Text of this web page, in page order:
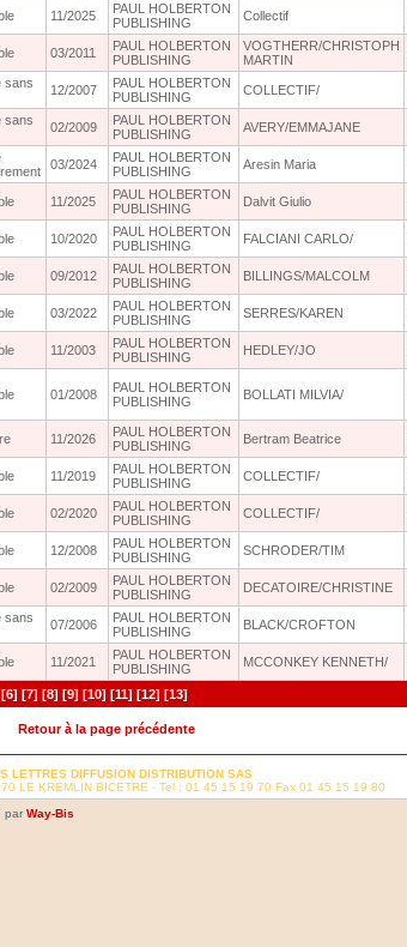
11/2025
PAUL HOLBERTON
PUBLISHING
Collectif
03/2011
PAUL HOLBERTON
PUBLISHING
VOGTHERR/CHRISTOPH
MARTIN
sans
12/2007
PAUL HOLBERTON
PUBLISHING
COLLECTIF/
sans
02/2009
PAUL HOLBERTON
PUBLISHING
AVERY/EMMAJANE
03/2024
PAUL HOLBERTON
PUBLISHING
Aresin Maria
11/2025
PAUL HOLBERTON
PUBLISHING
Dalvit Giulio
10/2020
PAUL HOLBERTON
PUBLISHING
FALCIANI CARLO/
09/2012
PAUL HOLBERTON
PUBLISHING
BILLINGS/MALCOLM
03/2022
PAUL HOLBERTON
PUBLISHING
SERRES/KAREN
11/2003
PAUL HOLBERTON
PUBLISHING
HEDLEY/JO
01/2008
PAUL HOLBERTON
PUBLISHING
BOLLATI MILVIA/
11/2026
PAUL HOLBERTON
PUBLISHING
Bertram Beatrice
11/2019
PAUL HOLBERTON
PUBLISHING
COLLECTIF/
02/2020
PAUL HOLBERTON
PUBLISHING
COLLECTIF/
12/2008
PAUL HOLBERTON
PUBLISHING
SCHRODER/TIM
02/2009
PAUL HOLBERTON
PUBLISHING
DECATOIRE/CHRISTINE
sans
07/2006
PAUL HOLBERTON
PUBLISHING
BLACK/CROFTON
11/2021
PAUL HOLBERTON
PUBLISHING
MCCONKEY KENNETH/
[6] [7] [8] [9] [10] [11] [12] [13]
Retour à la page précédente
LETTRES DIFFUSION DISTRIBUTION SAS
LE KREMLIN BICETRE - Tel : 01 45 15 19 70 Fax 01 45 15 19 80
parWay-Bis